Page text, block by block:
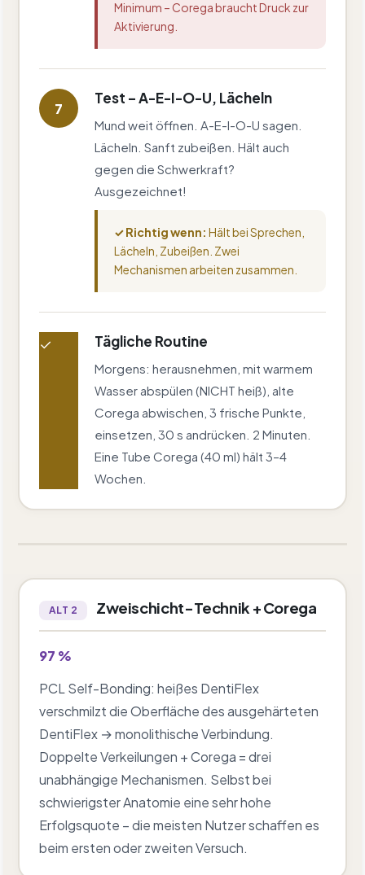
Minimum – Corega braucht Druck zur
Aktivierung.
7
Test – A-E-I-O-U, Lächeln
Mund weit öffnen. A-E-I-O-U sagen.
Lächeln. Sanft zubeißen. Hält auch
gegen die Schwerkraft?
Ausgezeichnet!
✓ Richtig wenn: Hält bei Sprechen,
Lächeln, Zubeißen. Zwei
Mechanismen arbeiten zusammen.
✓ Tägliche Routine
Morgens: herausnehmen, mit warmem
Wasser abspülen (NICHT heiß), alte
Corega abwischen, 3 frische Punkte,
einsetzen, 30 s andrücken. 2 Minuten.
Eine Tube Corega (40 ml) hält 3–4
Wochen.
ALT 2 Zweischicht-Technik + Corega
97 %
PCL Self-Bonding: heißes DentiFlex
verschmilzt die Oberfläche des ausgehärteten
DentiFlex → monolithische Verbindung.
Doppelte Verkeilungen + Corega = drei
unabhängige Mechanismen. Selbst bei
schwierigster Anatomie eine sehr hohe
Erfolgsquote – die meisten Nutzer schaffen es
beim ersten oder zweiten Versuch.